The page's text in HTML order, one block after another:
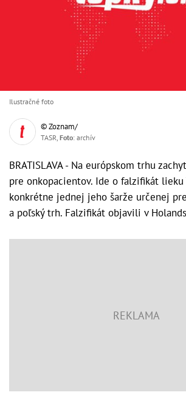
Ilustračné foto
© Zoznam/
TASR, Foto: archív
BRATISLAVA - Na európskom trhu
pre onkopacientov. Ide o falzifikát lieku
konkrétne jednej jeho šarže určenej
a poľský trh. Falzifikát objavili v